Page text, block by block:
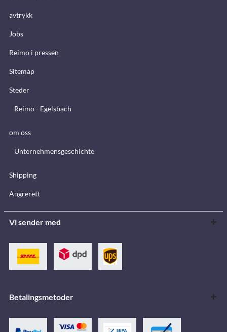
avtrykk
Jobs
Reimo i pressen
Sitemap
Steder
Reimo - Egelsbach
om oss
Unternehmensgeschichte
Shipping
Angrerett
Vi sender med
Betalingsmetoder